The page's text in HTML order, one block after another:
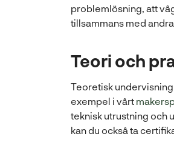
problemlösning, att
tillsammans med
Teori och
Teoretisk
exempel i vårt
teknisk utrustning och
kan du också ta